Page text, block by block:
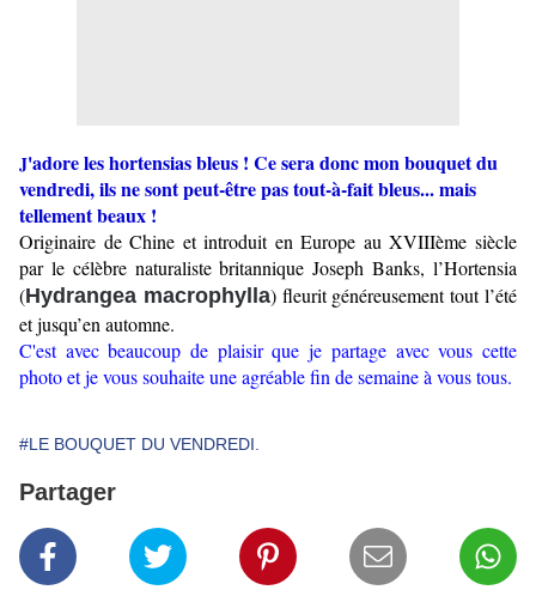
J'adore les hortensias bleus ! Ce sera donc mon bouquet du
vendredi, ils ne sont peut-être pas tout-à-fait bleus... mais
tellement beaux !
Originaire de Chine et introduit en Europe au XVIIIème siècle
par le célèbre naturaliste britannique Joseph Banks, l’Hortensia
(Hydrangea macrophylla) fleurit généreusement tout l’été
et jusqu’en automne.
C'est avec beaucoup de plaisir que je partage avec vous cette
photo et je vous souhaite une agréable fin de semaine à vous tous.
#LE BOUQUET DU VENDREDI.
Partager